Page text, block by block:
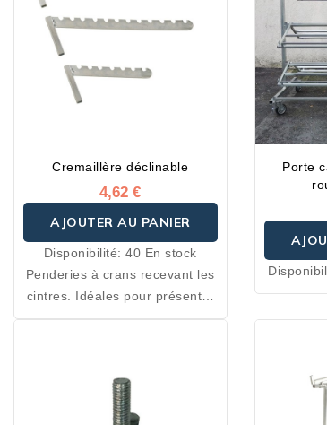
Cremaillère déclinable
4,62 €
AJOUTER AU PANIER
Disponibilité:40 En stock
Penderies à crans recevant les
cintres. Idéales pour présenter
des vêtements en grande
Porte